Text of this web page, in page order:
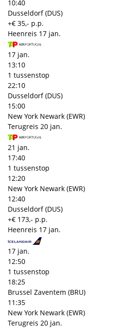
10:40
Dusseldorf (DUS)
+€ 35,- p.p.
Heenreis 17 jan.
17 jan.
13:10
1 tussenstop
22:10
Dusseldorf (DUS)
15:00
New York Newark (EWR)
Terugreis 20 jan.
21 jan.
17:40
1 tussenstop
12:20
New York Newark (EWR)
12:40
Dusseldorf (DUS)
+€ 173,- p.p.
Heenreis 17 jan.
17 jan.
12:50
1 tussenstop
18:25
Brussel Zaventem (BRU)
11:35
New York Newark (EWR)
Terugreis 20 jan.